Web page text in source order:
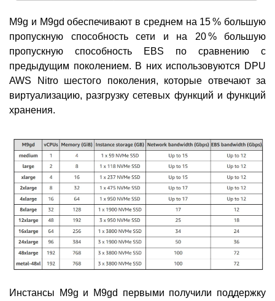
M9g и M9gd обеспечивают в среднем на 15 % большую
пропускную способность сети и на 20 % большую
пропускную способность EBS по сравнению с
предыдущим поколением. В них использовуются DPU
AWS Nitro шестого поколения, которые отвечают за
виртуализацию, разгрузку сетевых функций и функций
хранения.
Инстансы M9g и M9gd первыми получили поддержку